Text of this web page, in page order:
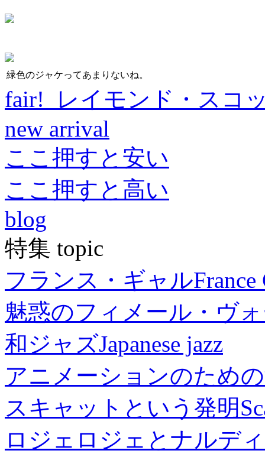
緑色のジャケってあまりないね。
fair! レイモンド・スコ
new arrival
ここ押すと安い
ここ押すと高い
blog
特集 topic
フランス・ギャルFrance
魅惑のフィメール・ヴ
和ジャズJapanese jazz
アニメーションのため
スキャットという発明
ロジェロジェとナルデ